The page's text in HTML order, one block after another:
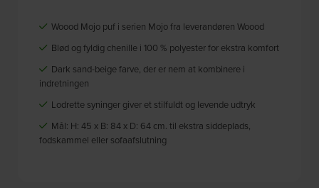
Woood Mojo puf i serien Mojo fra leverandøren Woood
Blød og fyldig chenille i 100 % polyester for ekstra komfort
Dark sand-beige farve, der er nem at kombinere i
indretningen
Lodrette syninger giver et stilfuldt og levende udtryk
Mål: H: 45 x B: 84 x D: 64 cm. til ekstra siddeplads,
fodskammel eller sofaafslutning